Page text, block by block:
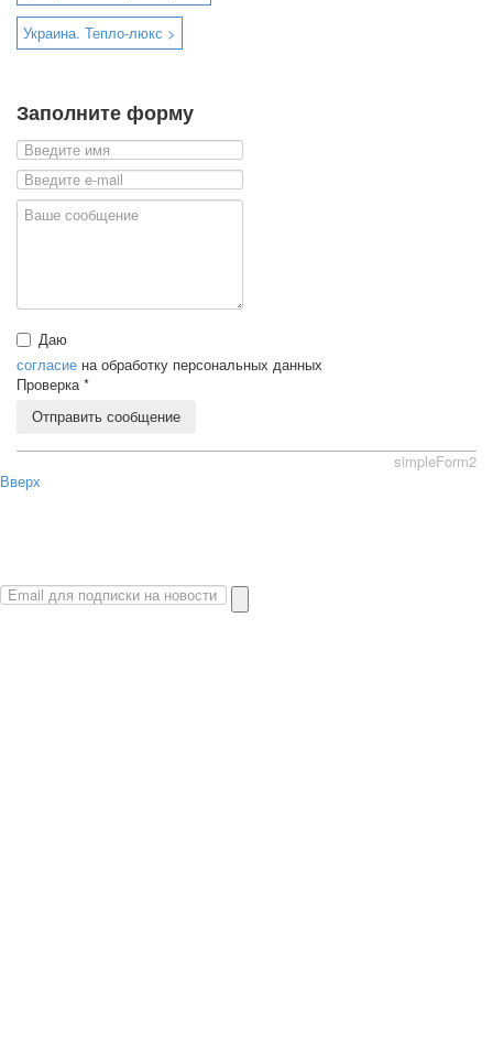
Украина. Тепло-люкс >
Заполните форму
Даю
согласие на обработку персональных данных
Проверка *
Отправить сообщение
simpleForm2
Вверх